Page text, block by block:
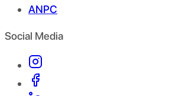
ANPC
Social Media